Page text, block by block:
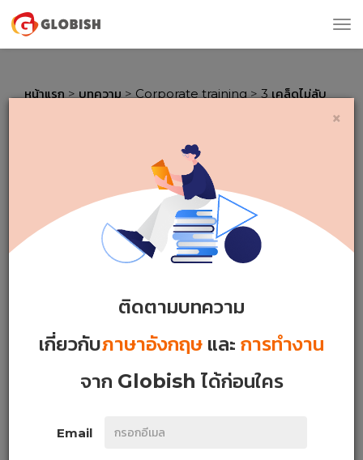
หน้าแรก >บทความ >Corporate training >3 เคล็ดไม่ลับ
3 เคล็ดไม่ลับ จัดเทรนนิ่งแบบ
ออนไลน์ให้มีประสิทธิภาพ
2 MINS READ
จัดเทรนนิ่งแบบออนไลน์ให้มี
×
ติดตามบทความ
เกี่ยวกับภาษาอังกฤษ และ การทำงาน
จาก Globish ได้ก่อนใคร
Email